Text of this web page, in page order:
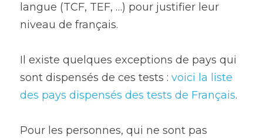
langue (TCF, TEF, …) pour justifier leur
niveau de français.
Il existe quelques exceptions de pays qui
sont dispensés de ces tests : voici la liste
des pays dispensés des tests de Français.
Pour les personnes, qui ne sont pas